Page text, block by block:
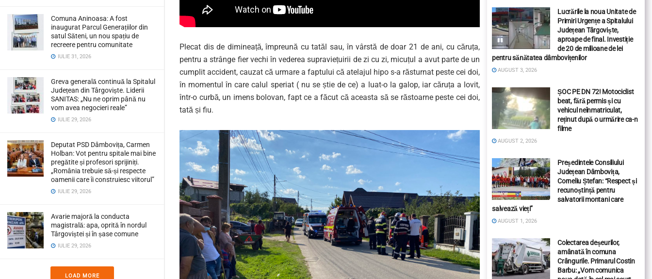
Comuna Aninoasa: A fost
inaugurat Parcul Generațiilor din
satul Săteni, un nou spațiu de
recreere pentru comunitate
IULIE 31, 2026
Greva generală continuă la Spitalul
Județean din Târgoviște. Liderii
SANITAS: „Nu ne oprim până nu
vom avea negocieri reale”
IULIE 29, 2026
Deputat PSD Dâmbovița, Carmen
Holban: Vot pentru spitale mai bine
pregătite și profesori sprijiniți.
„România trebuie să-și respecte
oamenii care îi construiesc viitorul”
IULIE 29, 2026
Avarie majoră la conducta
magistrală: apa, oprită în nordul
Târgoviștei și în șase comune
IULIE 29, 2026
LOAD MORE
Plecat dis de dimineață, împreună cu tatăl sau, în vârstă de doar 21 de ani, cu căruța,
pentru a strânge fier vechi în vederea supraviețuirii de zi cu zi, micuțul a avut parte de un
cumplit accident, cauzat că urmare a faptului că atelajul hipo s-a răsturnat peste cei doi,
în momentul în care calul speriat ( nu se știe de ce) a luat-o la galop, iar căruța a lovit,
într-o curbă, un imens bolovan, fapt ce a făcut că aceasta să se răstoarne peste cei doi,
tată și fiu.
Lucrările la noua Unitate de
Primiri Urgențe a Spitalului
Județean Târgoviște,
aproape de final. Investiție
de 20 de milioane de lei
pentru sănătatea dâmbovițenilor
AUGUST 3, 2026
ȘOC PE DN 72! Motociclist
beat, fără permis și cu
vehicul neînmatriculat,
reținut după o urmărire ca-n
filme
AUGUST 2, 2026
Președintele Consiliului
Județean Dâmbovița,
Corneliu Ștefan: “Respect și
recunoștință pentru
salvatorii montani care
salvează vieți”
AUGUST 1, 2026
Colectarea deșeurilor,
amânată în comuna
Crângurile. Primarul Costin
Barbu: „Vom comunica